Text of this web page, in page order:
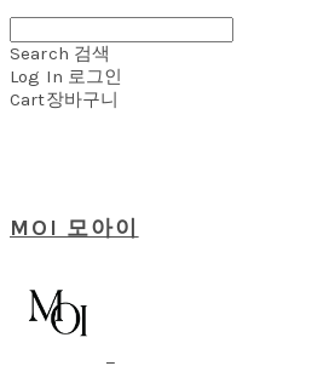
Search 검색
Log In 로그인
Cart장바구니
MOI 모아이